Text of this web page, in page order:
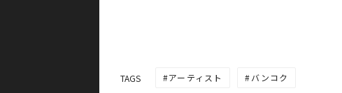
TAGS アーティスト バンコク